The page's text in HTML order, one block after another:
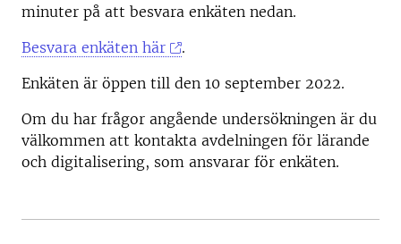
minuter på att besvara enkäten nedan.
Besvara enkäten här
.
Enkäten är öppen till den 10 september 2022.
Om du har frågor angående undersökningen är du
välkommen att kontakta avdelningen för lärande
och digitalisering, som ansvarar för enkäten.